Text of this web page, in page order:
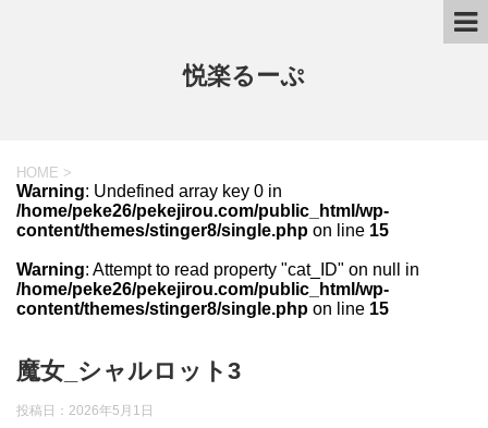
悦楽るーぷ
HOME >
Warning: Undefined array key 0 in
/home/peke26/pekejirou.com/public_html/wp-
content/themes/stinger8/single.php on line 15
Warning: Attempt to read property "cat_ID" on null in
/home/peke26/pekejirou.com/public_html/wp-
content/themes/stinger8/single.php on line 15
魔女_シャルロット3
投稿日： 2026年5月1日